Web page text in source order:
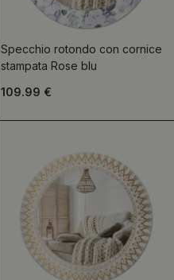
Specchio rotondo con cornice
stampata Rose blu
109.99 €